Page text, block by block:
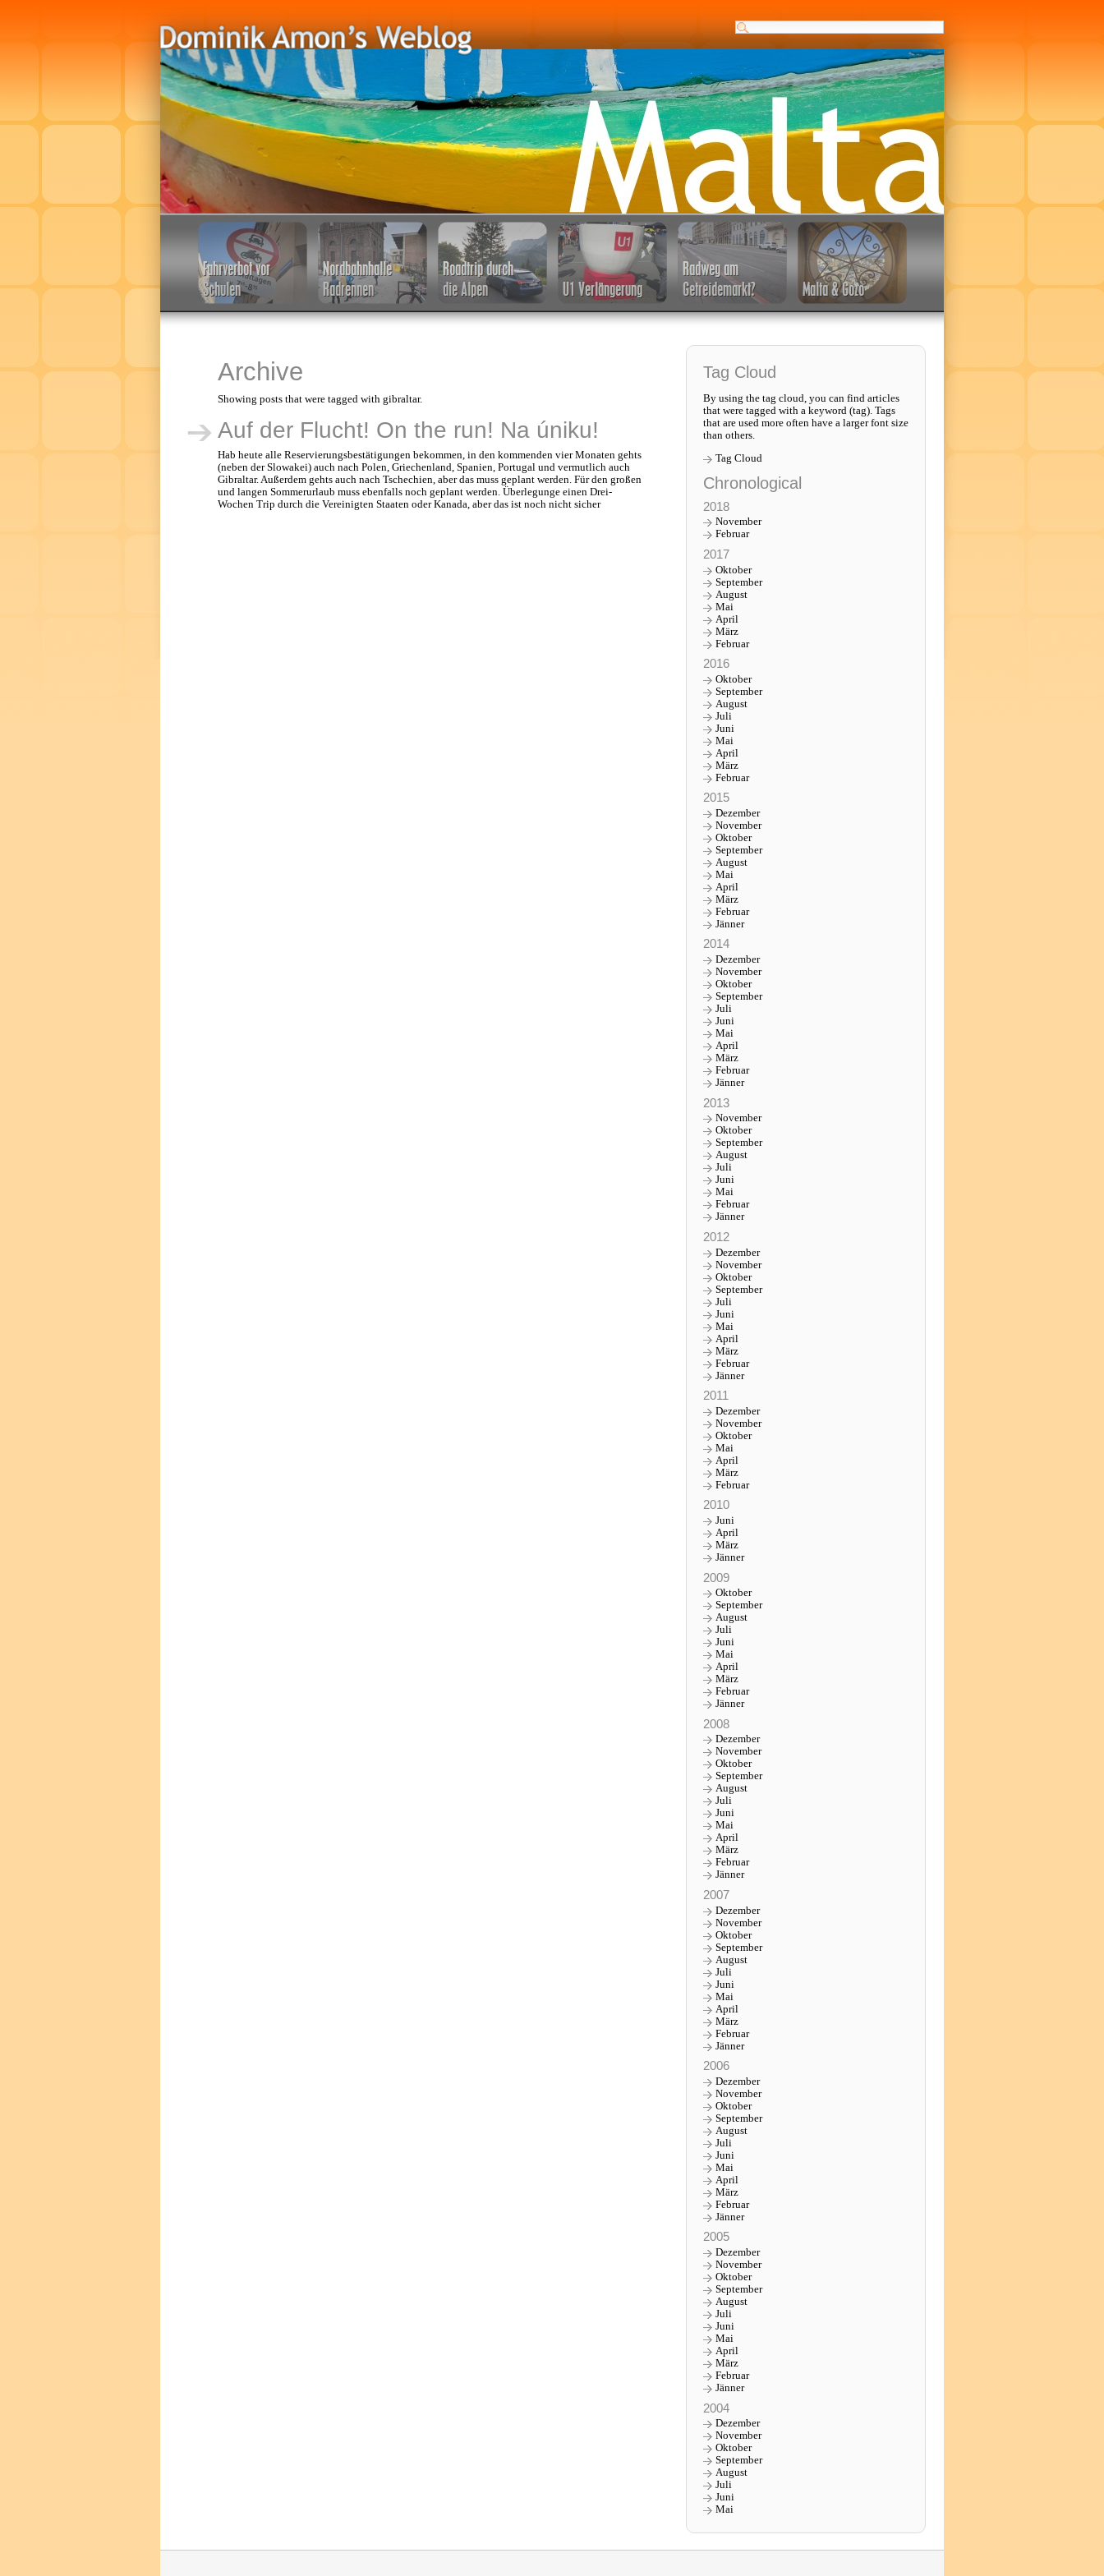
Archive
Showing posts that were tagged with gibraltar.
Auf der Flucht! On the run! Na úniku!
Hab heute alle Reservierungsbestätigungen bekommen, in den kommenden vier Monaten gehts
(neben der Slowakei) auch nach Polen, Griechenland, Spanien, Portugal und vermutlich auch
Gibraltar. Außerdem gehts auch nach Tschechien, aber das muss geplant werden. Für den großen
und langen Sommerurlaub muss ebenfalls noch geplant werden. Überlegunge einen Drei-
Wochen Trip durch die Vereinigten Staaten oder Kanada, aber das ist noch nicht sicher
Tag Cloud
By using the tag cloud, you can find articles
that were tagged with a keyword (tag). Tags
that are used more often have a larger font size
than others.
Tag Cloud
Chronological
2018
November
Februar
2017
Oktober
September
August
Mai
April
März
Februar
2016
Oktober
September
August
Juli
Juni
Mai
April
März
Februar
2015
Dezember
November
Oktober
September
August
Mai
April
März
Februar
Jänner
2014
Dezember
November
Oktober
September
Juli
Juni
Mai
April
März
Februar
Jänner
2013
November
Oktober
September
August
Juli
Juni
Mai
Februar
Jänner
2012
Dezember
November
Oktober
September
Juli
Juni
Mai
April
März
Februar
Jänner
2011
Dezember
November
Oktober
Mai
April
März
Februar
2010
Juni
April
März
Jänner
2009
Oktober
September
August
Juli
Juni
Mai
April
März
Februar
Jänner
2008
Dezember
November
Oktober
September
August
Juli
Juni
Mai
April
März
Februar
Jänner
2007
Dezember
November
Oktober
September
August
Juli
Juni
Mai
April
März
Februar
Jänner
2006
Dezember
November
Oktober
September
August
Juli
Juni
Mai
April
März
Februar
Jänner
2005
Dezember
November
Oktober
September
August
Juli
Juni
Mai
April
März
Februar
Jänner
2004
Dezember
November
Oktober
September
August
Juli
Juni
Mai